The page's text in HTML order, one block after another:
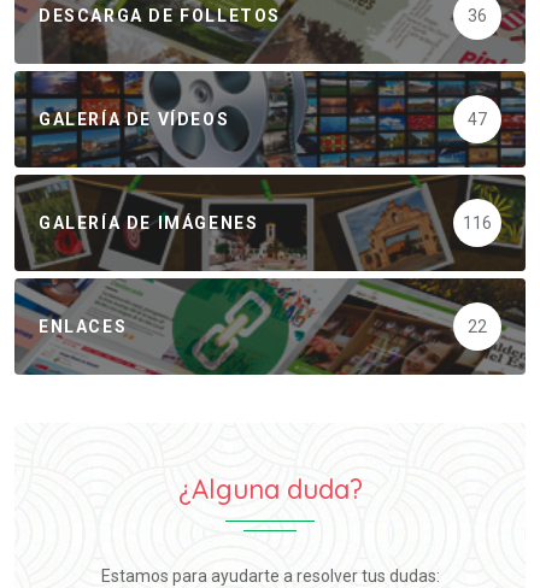
DESCARGA DE FOLLETOS 36
GALERÍA DE VÍDEOS 47
GALERÍA DE IMÁGENES 116
ENLACES 22
¿Alguna duda?
Estamos para ayudarte a resolver tus dudas: